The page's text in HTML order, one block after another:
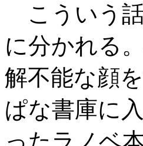
こういう
に分かれる
解不能な顔
ぱな書庫に